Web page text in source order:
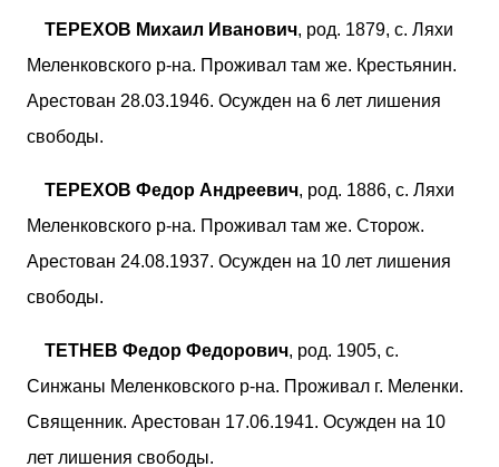
ТЕРЕХОВ Михаил Иванович, род. 1879, с. Ляхи
Меленковского р-на. Проживал там же. Крестьянин.
Арестован 28.03.1946. Осужден на 6 лет лишения
свободы.
ТЕРЕХОВ Федор Андреевич, род. 1886, с. Ляхи
Меленковского р-на. Проживал там же. Сторож.
Арестован 24.08.1937. Осужден на 10 лет лишения
свободы.
ТЕТНЕВ Федор Федорович, род. 1905, с.
Синжаны Меленковского р-на. Проживал г. Меленки.
Священник. Арестован 17.06.1941. Осужден на 10
лет лишения свободы.